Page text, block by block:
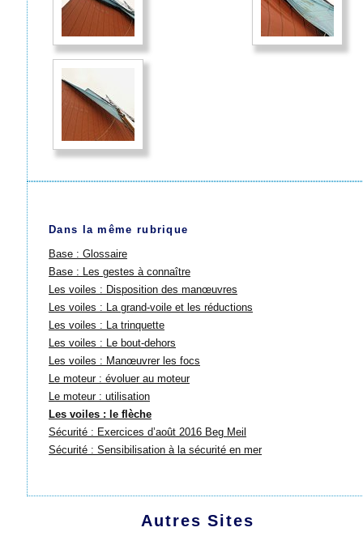
Dans la même rubrique
Base : Glossaire
Base : Les gestes à connaître
Les voiles : Disposition des manœuvres
Les voiles : La grand-voile et les réductions
Les voiles : La trinquette
Les voiles : Le bout-dehors
Les voiles : Manœuvrer les focs
Le moteur : évoluer au moteur
Le moteur : utilisation
Les voiles : le flèche
Sécurité : Exercices d’août 2016 Beg Meil
Sécurité : Sensibilisation à la sécurité en mer
Autres Sites